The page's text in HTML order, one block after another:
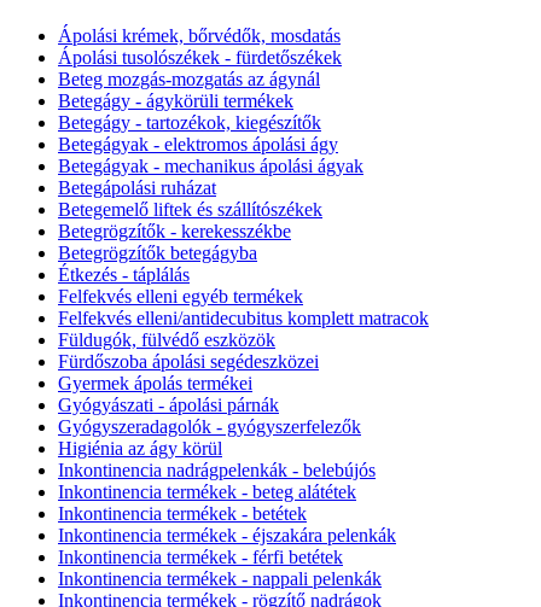
Ápolási krémek, bőrvédők, mosdatás
Ápolási tusolószékek - fürdetőszékek
Beteg mozgás-mozgatás az ágynál
Betegágy - ágykörüli termékek
Betegágy - tartozékok, kiegészítők
Betegágyak - elektromos ápolási ágy
Betegágyak - mechanikus ápolási ágyak
Betegápolási ruházat
Betegemelő liftek és szállítószékek
Betegrögzítők - kerekesszékbe
Betegrögzítők betegágyba
Étkezés - táplálás
Felfekvés elleni egyéb termékek
Felfekvés elleni/antidecubitus komplett matracok
Füldugók, fülvédő eszközök
Fürdőszoba ápolási segédeszközei
Gyermek ápolás termékei
Gyógyászati - ápolási párnák
Gyógyszeradagolók - gyógyszerfelezők
Higiénia az ágy körül
Inkontinencia nadrágpelenkák - belebújós
Inkontinencia termékek - beteg alátétek
Inkontinencia termékek - betétek
Inkontinencia termékek - éjszakára pelenkák
Inkontinencia termékek - férfi betétek
Inkontinencia termékek - nappali pelenkák
Inkontinencia termékek - rögzítő nadrágok